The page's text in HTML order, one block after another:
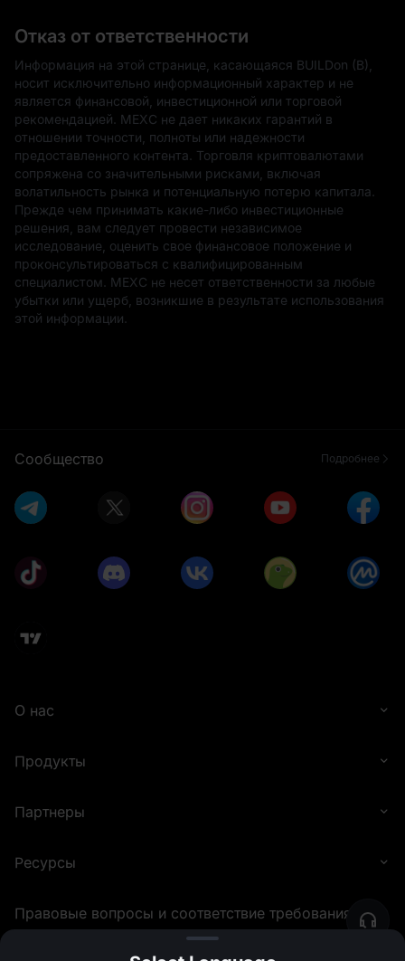
Отказ от ответственности
Информация на этой странице, касающаяся BUILDon (B),
носит исключительно информационный характер и не
является финансовой, инвестиционной или торговой
рекомендацией. MEXC не дает никаких гарантий в
отношении точности, полноты или надежности
предоставленного контента. Торговля криптовалютами
сопряжена со значительными рисками, включая
волатильность рынка и потенциальную потерю капитала.
Прежде чем принимать какие-либо инвестиционные
решения, вам следует провести независимое
исследование, оценить свое финансовое положение и
проконсультироваться с квалифицированным
специалистом. MEXC не несет ответственности за любые
убытки или ущерб, возникшие в результате использования
этой информации.
Сообщество Подробнее
О нас
Продукты
Партнеры
Ресурсы
Правовые вопросы и соответствие требованиям